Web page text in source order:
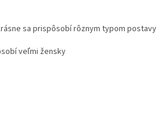
sa prispôsobí rôznym typom postavy
veľmi žensky